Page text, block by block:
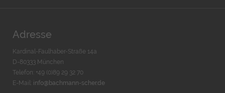
Adresse
Kardinal-Faulhaber-Straße 14a
D-80333 München
Telefon: +49 (0)89 29 32 70
E-Mail: info@bachmann-scher.de